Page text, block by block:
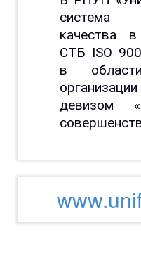
система
качества
СТБ ISO
в
девизом